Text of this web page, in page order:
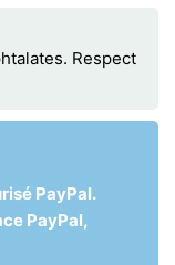
Respect
PayPal.
PayPal,